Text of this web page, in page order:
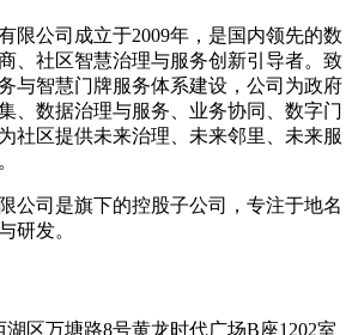
限公司成立于2009年，是国内领先的数
、社区智慧治理与服务创新引导者。致
与智慧门牌服务体系建设，公司为政府
、数据治理与服务、业务协同、数字门
社区提供未来治理、未来邻里、未来服
公司是旗下的控股子公司，专注于地名
研发。
区万塘路8号黄龙时代广场B座1202室